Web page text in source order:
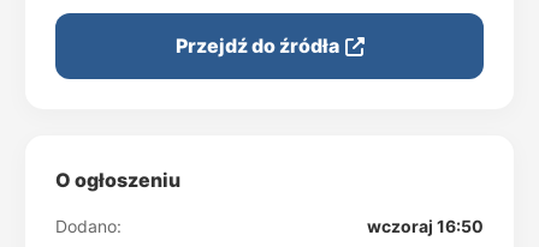
Przejdź do źródła
O ogłoszeniu
Dodano:
wczoraj 16:50